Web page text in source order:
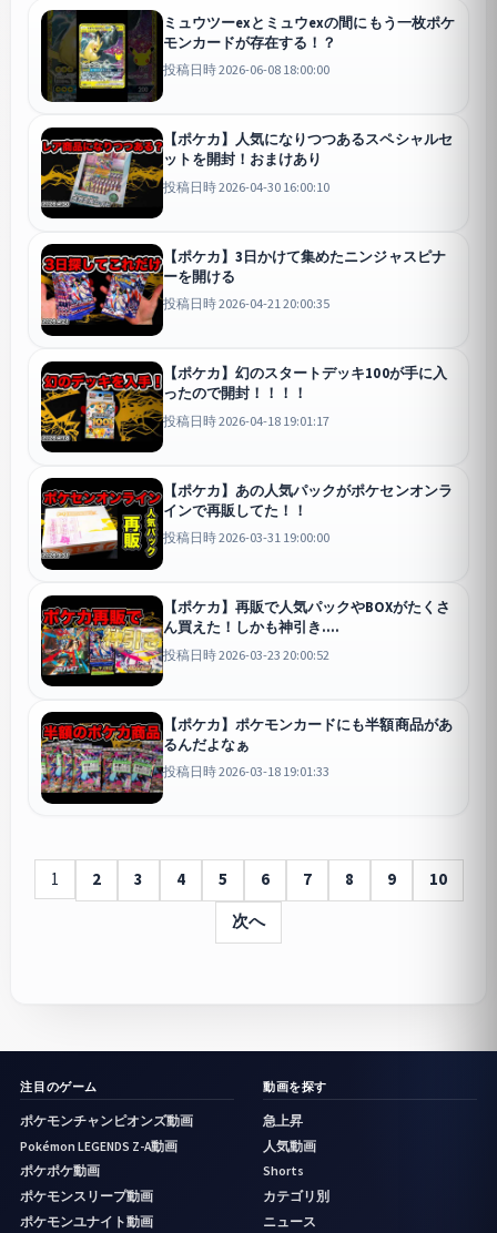
ミュウツーexとミュウexの間にもう一枚ポケ
モンカードが存在する！？
投稿日時 2026-06-08 18:00:00
【ポケカ】人気になりつつあるスペシャルセ
ットを開封！おまけあり
投稿日時 2026-04-30 16:00:10
【ポケカ】3日かけて集めたニンジャスピナ
ーを開ける
投稿日時 2026-04-21 20:00:35
【ポケカ】幻のスタートデッキ100が手に入
ったので開封！！！！
投稿日時 2026-04-18 19:01:17
【ポケカ】あの人気パックがポケセンオンラ
インで再販してた！！
投稿日時 2026-03-31 19:00:00
【ポケカ】再販で人気パックやBOXがたくさ
ん買えた！しかも神引き....
投稿日時 2026-03-23 20:00:52
【ポケカ】ポケモンカードにも半額商品があ
るんだよなぁ
投稿日時 2026-03-18 19:01:33
1 2 3 4 5 6 7 8 9
10
次へ
注目のゲーム
ポケモンチャンピオンズ動画
Pokémon LEGENDS Z-A動画
ポケポケ動画
ポケモンスリープ動画
ポケモンユナイト動画
動画を探す
急上昇
人気動画
Shorts
カテゴリ別
ニュース